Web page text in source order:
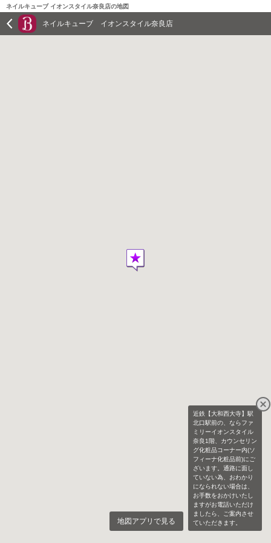
ネイルキューブ イオンスタイル奈良店の地図
ネイルキューブ イオンスタイル奈良店
近鉄【大和西大寺】駅
北口駅前の、ならファ
ミリーイオンスタイル
奈良1階、カウンセリン
グ化粧品コーナー内(ソ
フィーナ化粧品前)にご
ざいます。通路に面し
ていない為、おわかり
になられない場合は、
お手数をおかけいたし
ますがお電話いただけ
ましたら、ご案内させ
ていただきます。
地図アプリで見る